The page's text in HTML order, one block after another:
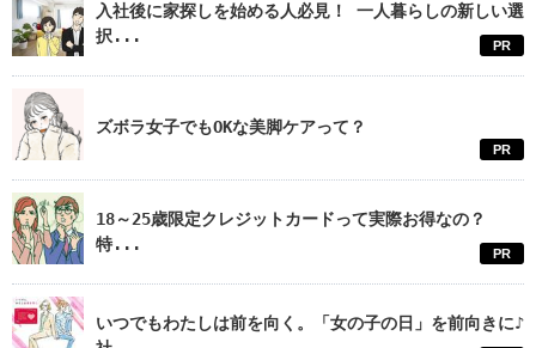
入社後に家探しを始める人必見！ 一人暮らしの新しい選
択...
PR
ズボラ女子でもOKな美脚ケアって？
PR
18～25歳限定クレジットカードって実際お得なの？
特...
PR
いつでもわたしは前を向く。「女の子の日」を前向きに♪